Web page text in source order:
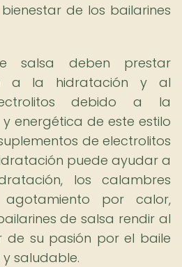
de los bailarines
salsa deben prestar
a la hidratación y al
debido a la
energética de este estilo
de electrolitos
puede ayudar a
los calambres
por calor,
de salsa rendir al
de su pasión por el baile
saludable.